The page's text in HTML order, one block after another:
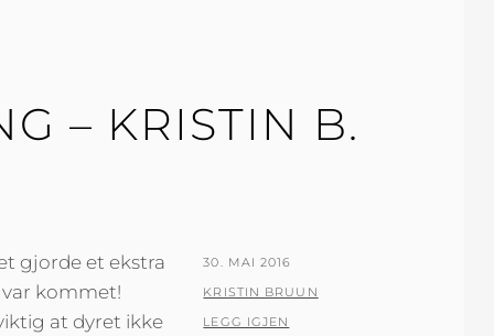
– KRISTIN B.
gjorde et ekstra
var kommet!
at dyret ikke
PUBLISERT
DEN
30. MAI 2016
AV
KRISTIN BRUUN
LEGG IGJEN